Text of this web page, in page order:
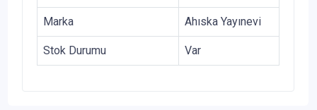
Marka Ahıska Yayınevi
Stok Durumu Var